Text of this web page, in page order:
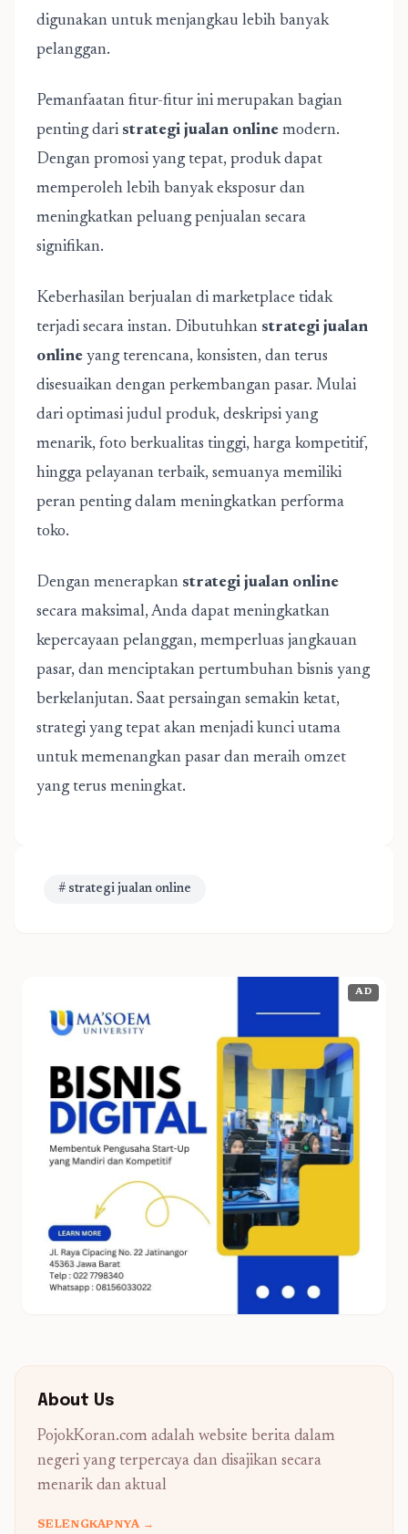
digunakan untuk menjangkau lebih banyak
pelanggan.
Pemanfaatan fitur-fitur ini merupakan bagian
penting dari strategi jualan online modern.
Dengan promosi yang tepat, produk dapat
memperoleh lebih banyak eksposur dan
meningkatkan peluang penjualan secara
signifikan.
Keberhasilan berjualan di marketplace tidak
terjadi secara instan. Dibutuhkan strategi jualan
online yang terencana, konsisten, dan terus
disesuaikan dengan perkembangan pasar. Mulai
dari optimasi judul produk, deskripsi yang
menarik, foto berkualitas tinggi, harga kompetitif,
hingga pelayanan terbaik, semuanya memiliki
peran penting dalam meningkatkan performa
toko.
Dengan menerapkan strategi jualan online
secara maksimal, Anda dapat meningkatkan
kepercayaan pelanggan, memperluas jangkauan
pasar, dan menciptakan pertumbuhan bisnis yang
berkelanjutan. Saat persaingan semakin ketat,
strategi yang tepat akan menjadi kunci utama
untuk memenangkan pasar dan meraih omzet
yang terus meningkat.
# strategi jualan online
AD
About Us
PojokKoran.com adalah website berita dalam
negeri yang terpercaya dan disajikan secara
menarik dan aktual
SELENGKAPNYA →